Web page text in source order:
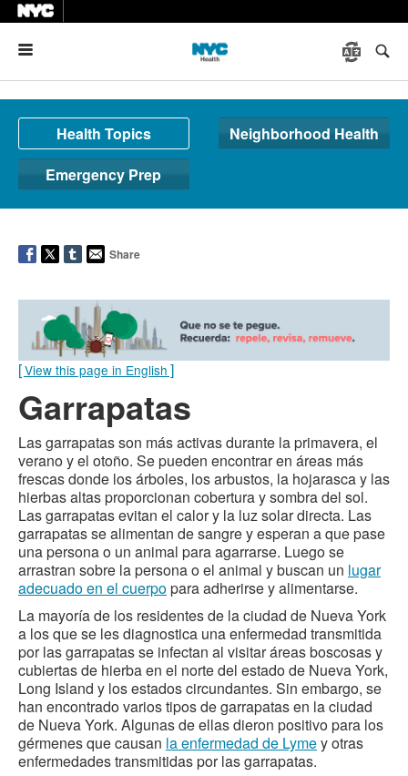
Health Topics
Neighborhood Health
Emergency Prep
Share
[View this page in English ]
Garrapatas
Las garrapatas son más activas durante la primavera, el
verano y el otoño. Se pueden encontrar en áreas más
frescas donde los árboles, los arbustos, la hojarasca y las
hierbas altas proporcionan cobertura y sombra del sol.
Las garrapatas evitan el calor y la luz solar directa. Las
garrapatas se alimentan de sangre y esperan a que pase
una persona o un animal para agarrarse. Luego se
arrastran sobre la persona o el animal y buscan un lugar
adecuado en el cuerpopara adherirse y alimentarse.
La mayoría de los residentes de la ciudad de Nueva York
a los que se les diagnostica una enfermedad transmitida
por las garrapatas se infectan al visitar áreas boscosas y
cubiertas de hierba en el norte del estado de Nueva York,
Long Island y los estados circundantes. Sin embargo, se
han encontrado varios tipos de garrapatas en la ciudad
de Nueva York. Algunas de ellas dieron positivo para los
gérmenes que causan la enfermedad de Lymey otras
enfermedades transmitidas por las garrapatas.